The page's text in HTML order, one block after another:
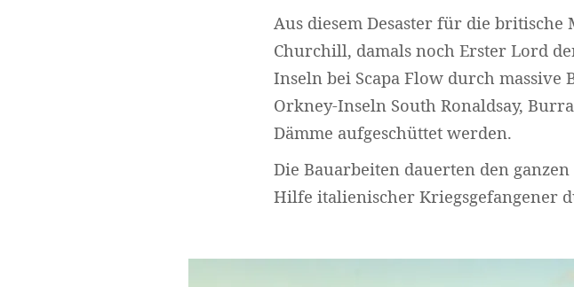
Aus diesem Desaster für die
Churchill, damals noch Erster Lord
Inseln bei Scapa Flow durch
Orkney-Inseln South Ronaldsay,
Dämme aufgeschüttet werden.
Die Bauarbeiten dauerten den
Hilfe italienischer Kriegsgefangener